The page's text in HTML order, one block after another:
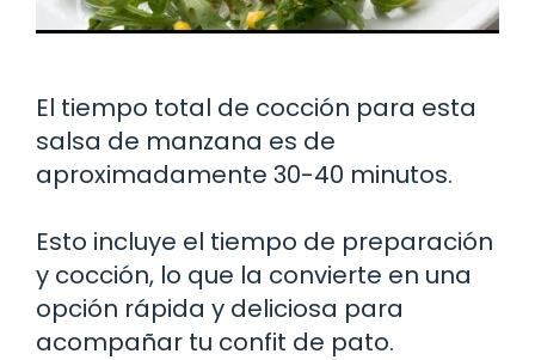
El tiempo total de cocción para esta
salsa de manzana es de
aproximadamente 30-40 minutos.
Esto incluye el tiempo de preparación
y cocción, lo que la convierte en una
opción rápida y deliciosa para
acompañar tu confit de pato.